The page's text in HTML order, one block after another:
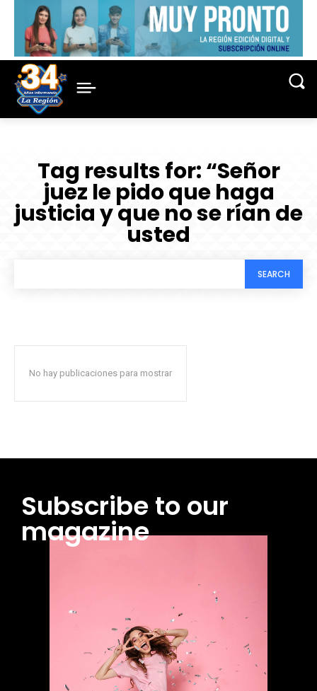
Tag results for:“Señor
juez le pido que haga
justicia y que no se rían de
usted
SEARCH
No hay publicaciones para mostrar
Subscribe to our
magazine